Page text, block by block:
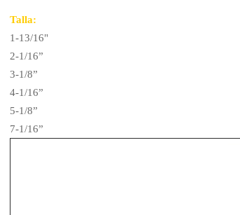
Talla:
1-13/16"
2-1/16”
3-1/8”
4-1/16”
5-1/8”
7-1/16”